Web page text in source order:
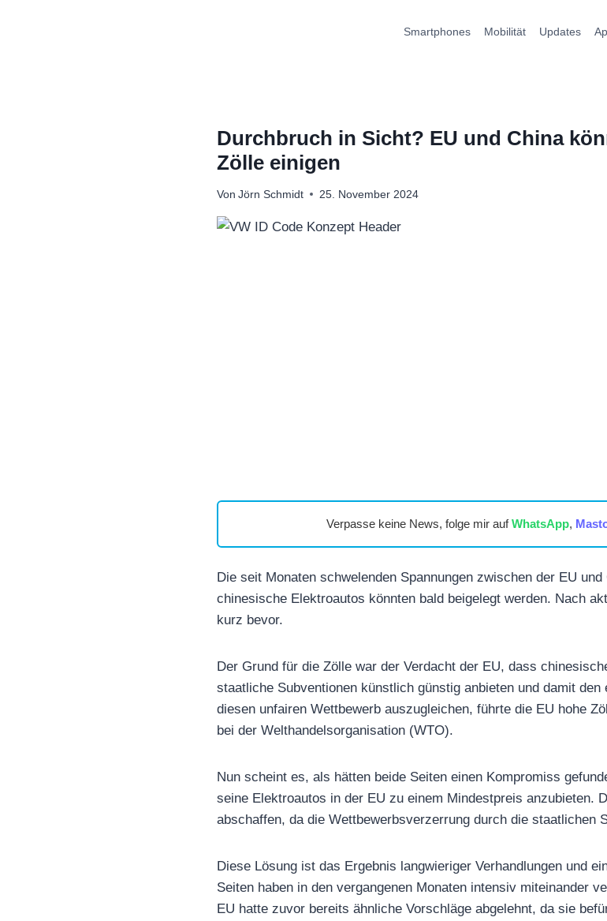
Smartphones Mobilität Updates
Durchbruch in Sicht? EU und China
Zölle einigen
Von Jörn Schmidt 25. November 2024
Verpasse keine News, folge mir aufWhatsApp,
Die seit Monaten schwelenden Spannungen zwischen der EU
chinesische Elektroautos könnten bald beigelegt werden. Nach
kurz bevor.
Der Grund für die Zölle war der Verdacht der EU, dass
staatliche Subventionen künstlich günstig anbieten und damit
diesen unfairen Wettbewerb auszugleichen, führte die EU hohe
bei der Welthandelsorganisation (WTO).
Nun scheint es, als hätten beide Seiten einen Kompromiss
seine Elektroautos in der EU zu einem Mindestpreis anzubieten.
abschaffen, da die Wettbewerbsverzerrung durch die staatlichen
Diese Lösung ist das Ergebnis langwieriger Verhandlungen und
Seiten haben in den vergangenen Monaten intensiv miteinander
EU hatte zuvor bereits ähnliche Vorschläge abgelehnt, da sie